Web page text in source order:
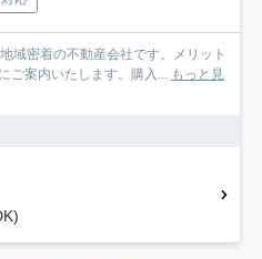
域密着の不動産会社です。メリット
ご案内いたします。購入... もっと見